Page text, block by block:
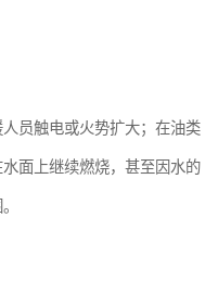
员触电或火势扩大；在油类
面上继续燃烧，甚至因水的